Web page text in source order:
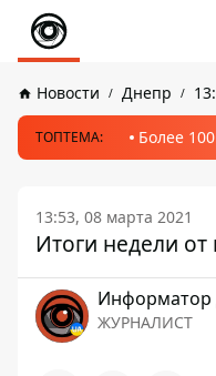
Новости Днепр
ТОПТЕМА: Более
13:53, 08 марта 2021
Итоги недели
Информатор
ЖУРНАЛИСТ